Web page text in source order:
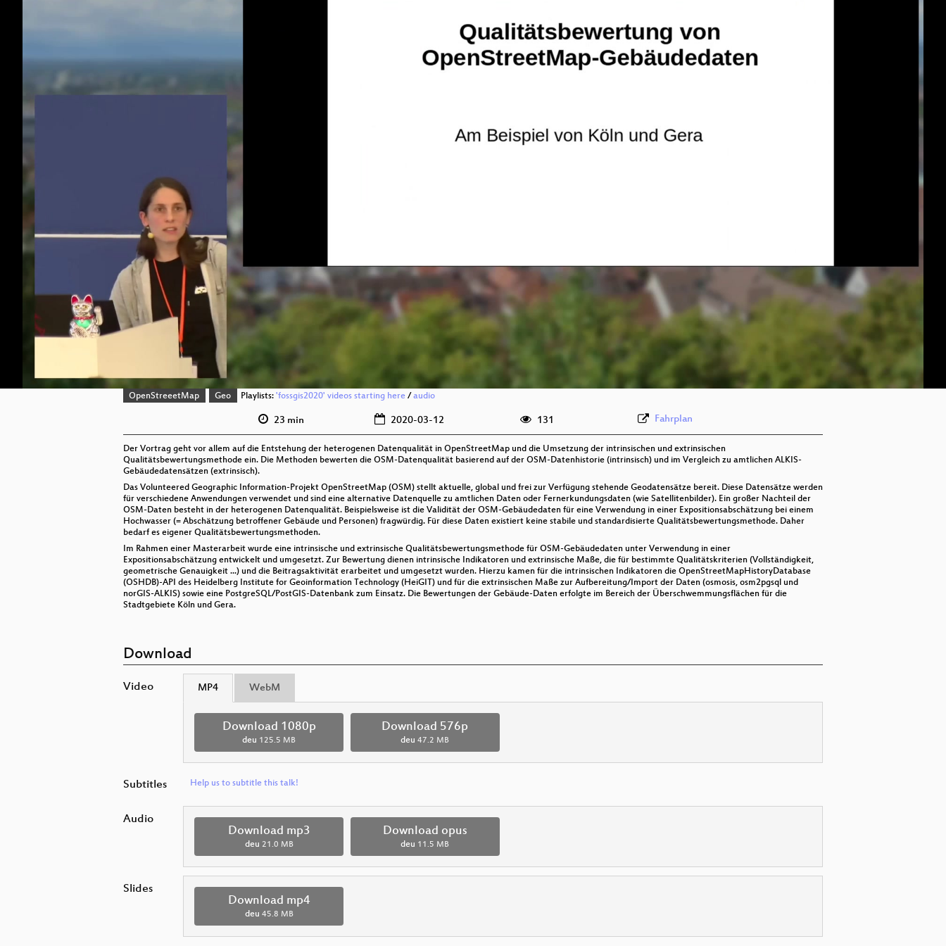
deu 1080p (mp4)
deu 1080p (webm)
deu 576p (webm)
OpenStreeetMap Geo Playlists: 'fossgis2020' videos starting here/ audio
23 min 2020-03-12 131 Fahrplan
Der Vortrag geht vor allem auf die Entstehung der heterogenen Datenqualität in OpenStreetMap und die Umsetzung der intrinsischen und extrinsischen
Qualitätsbewertungsmethode ein. Die Methoden bewerten die OSM-Datenqualität basierend auf der OSM-Datenhistorie (intrinsisch) und im Vergleich zu amtlichen ALKIS-
Gebäudedatensätzen (extrinsisch).
Das Volunteered Geographic Information-Projekt OpenStreetMap (OSM) stellt aktuelle, global und frei zur Verfügung stehende Geodatensätze bereit. Diese Datensätze werden
für verschiedene Anwendungen verwendet und sind eine alternative Datenquelle zu amtlichen Daten oder Fernerkundungsdaten (wie Satellitenbilder). Ein großer Nachteil der
OSM-Daten besteht in der heterogenen Datenqualität. Beispielsweise ist die Validität der OSM-Gebäudedaten für eine Verwendung in einer Expositionsabschätzung bei einem
Hochwasser (= Abschätzung betroffener Gebäude und Personen) fragwürdig. Für diese Daten existiert keine stabile und standardisierte Qualitätsbewertungsmethode. Daher
bedarf es eigener Qualitätsbewertungsmethoden.
Im Rahmen einer Masterarbeit wurde eine intrinsische und extrinsische Qualitätsbewertungsmethode für OSM-Gebäudedaten unter Verwendung in einer
Expositionsabschätzung entwickelt und umgesetzt. Zur Bewertung dienen intrinsische Indikatoren und extrinsische Maße, die für bestimmte Qualitätskriterien (Vollständigkeit,
geometrische Genauigkeit ...) und die Beitragsaktivität erarbeitet und umgesetzt wurden. Hierzu kamen für die intrinsischen Indikatoren die OpenStreetMapHistoryDatabase
(OSHDB)-API des Heidelberg Institute for Geoinformation Technology (HeiGIT) und für die extrinsischen Maße zur Aufbereitung/Import der Daten (osmosis, osm2pgsql und
norGIS-ALKIS) sowie eine PostgreSQL/PostGIS-Datenbank zum Einsatz. Die Bewertungen der Gebäude-Daten erfolgte im Bereich der Überschwemmungsflächen für die
Stadtgebiete Köln und Gera.
Download
Video MP4 WebM
Download 1080p
deu 125.5 MB
Download 576p
deu 47.2 MB
Subtitles Help us to subtitle this talk!
Audio
Download mp3
deu 21.0 MB
Download opus
deu 11.5 MB
Slides
Download mp4
deu 45.8 MB